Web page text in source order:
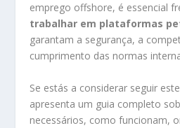
emprego offshore, é essencial
trabalhar em plataformas
garantam a segurança, a
cumprimento das normas
Se estás a considerar seguir
apresenta um guia completo
necessários, como funcionam,